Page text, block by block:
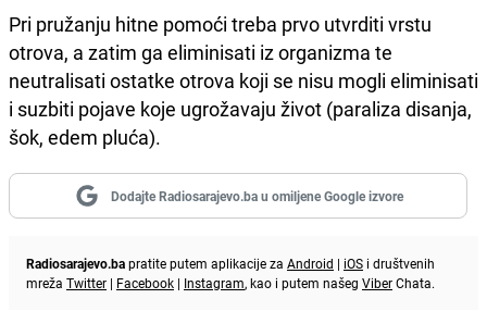
Pri pružanju hitne pomoći treba prvo utvrditi vrstu
otrova, a zatim ga eliminisati iz organizma te
neutralisati ostatke otrova koji se nisu mogli eliminisati
i suzbiti pojave koje ugrožavaju život (paraliza disanja,
šok, edem pluća).
Dodajte Radiosarajevo.ba u omiljene Google izvore
Radiosarajevo.bapratite putem aplikacije za Android | iOS i društvenih
mreža Twitter | Facebook | Instagram, kao i putem našeg ViberChata.